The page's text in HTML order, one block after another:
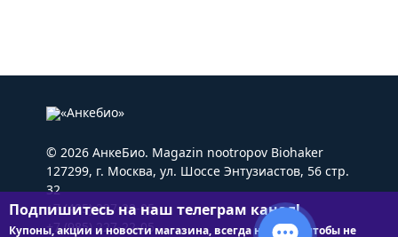
© 2026 АнкеБио. Magazin nootropov Biohaker
127299, г. Москва, ул. Шоссе Энтузиастов, 56 стр.
32
+7 (495) 227-22-05
+7 (985) 227-22-05
Подпишитесь на наш телеграм канал!
Купоны, акции и новости магазина, всегда на связи чтобы не